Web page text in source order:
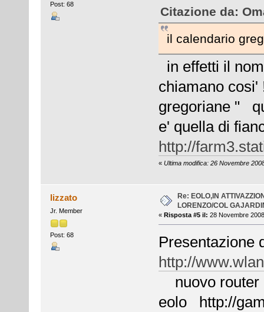
Post: 68
Citazione da:
il calendario
in effetti il
chiamano
gregoriane "
e' quella di
http://
« Ultima modifica: 26 Novembre
lizzato
Jr. Member
Post: 68
Re: EOLO,IN
LORENZO/COL
« Risposta #5 il: 28 Novembre
Presentazione
http://
nuovo router
eolo http://